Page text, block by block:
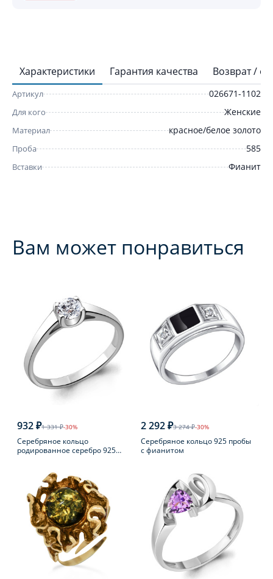
Характеристики Гарантия качества Возврат /
Артикул 026671-1102
Для кого Женские
Материал красное/белое золото
Проба 585
Вставки Фианит
Вам может понравиться
932 ₽1 331 ₽-30%
Серебряное кольцо
родированное серебро 925
2 292 ₽3 274 ₽-30%
Серебряное кольцо 925 пробы
с фианитом